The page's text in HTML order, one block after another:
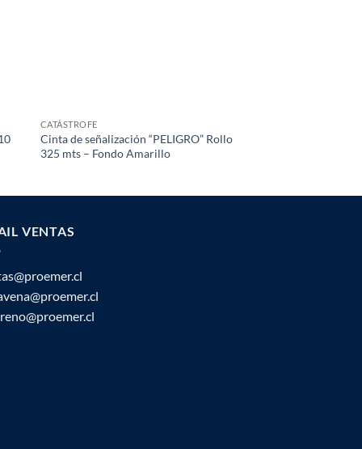
CATÁSTROFE
Cinta de señalización “PELIGRO” Rollo
325 mts – Fondo Amarillo
VENTAS